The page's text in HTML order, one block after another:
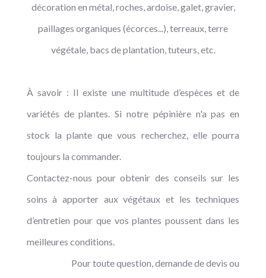
décoration en métal, roches, ardoise, galet, gravier,
paillages organiques (écorces...), terreaux, terre
végétale, bacs de plantation, tuteurs, etc.
À savoir : Il existe une multitude d’espèces et de
variétés de plantes. Si notre pépinière n'a pas en
stock la plante que vous recherchez, elle pourra
toujours la commander.
Contactez-nous pour obtenir des conseils sur les
soins à apporter aux végétaux et les techniques
d’entretien pour que vos plantes poussent dans les
meilleures conditions.
Pour toute question, demande de devis ou